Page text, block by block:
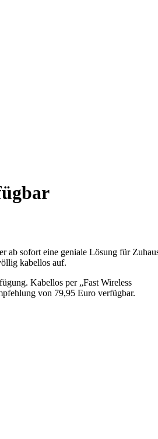
ab sofort eine geniale Lösung für
kabellos auf.
Kabellos per „Fast Wireless
von 79,95 Euro verfügbar.